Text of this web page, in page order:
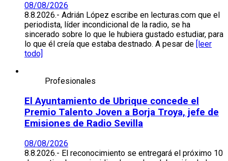
08/08/2026
8.8.2026.- Adrián López escribe en lecturas.com que el
periodista, líder incondicional de la radio, se ha
sincerado sobre lo que le hubiera gustado estudiar, para
lo que él creía que estaba destnado. A pesar de [leer
todo]
Profesionales
El Ayuntamiento de Ubrique concede el
Premio Talento Joven a Borja Troya, jefe de
Emisiones de Radio Sevilla
08/08/2026
8.8.2026.- El reconocimiento se entregará el próximo 10